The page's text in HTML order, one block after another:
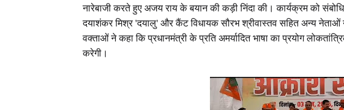
नारेबाजी करते हुए अजय राय के बयान की कड़ी निंदा की। कार्यक्रम को
दयाशंकर मिश्र 'दयालु' और कैंट विधायक सौरभ श्रीवास्तव सहित अन्य नेताओं
वक्ताओं ने कहा कि प्रधानमंत्री के प्रति अमर्यादित भाषा का प्रयोग
करेगी।